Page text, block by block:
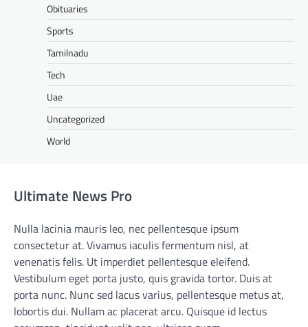
Obituaries
Sports
Tamilnadu
Tech
Uae
Uncategorized
World
Ultimate News Pro
Nulla lacinia mauris leo, nec pellentesque ipsum
consectetur at. Vivamus iaculis fermentum nisl, at
venenatis felis. Ut imperdiet pellentesque eleifend.
Vestibulum eget porta justo, quis gravida tortor. Duis at
porta nunc. Nunc sed lacus varius, pellentesque metus at,
lobortis dui. Nullam ac placerat arcu. Quisque id lectus